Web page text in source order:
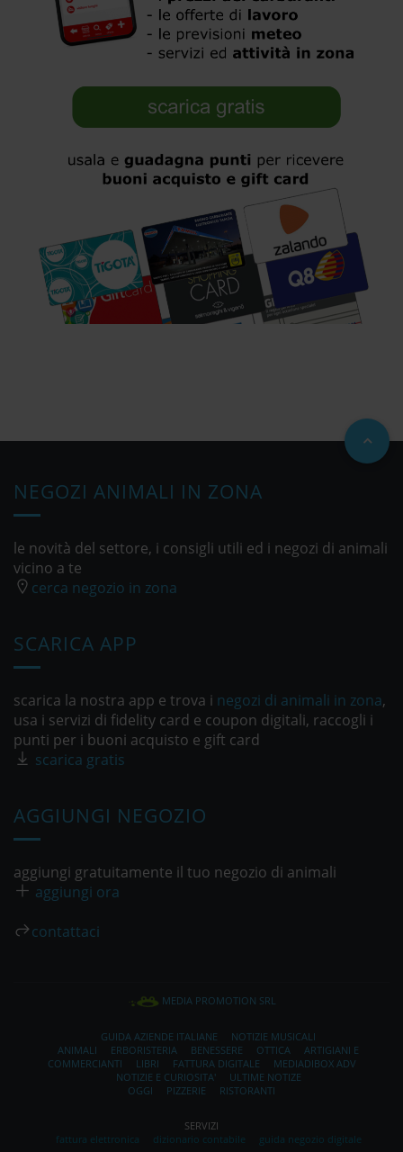
NEGOZI ANIMALI IN ZONA
le novità del settore, i consigli utili ed i negozi di animali
vicino a te
cerca negozio in zona
SCARICA APP
scarica la nostra app e trova i negozi di animali in zona,
usa i servizi di fidelity card e coupon digitali, raccogli i
punti per i buoni acquisto e gift card
scarica gratis
AGGIUNGI NEGOZIO
aggiungi gratuitamente il tuo negozio di animali
aggiungi ora
contattaci
MEDIA PROMOTION SRL
GUIDA AZIENDE ITALIANE
NOTIZIE MUSICALI
ANIMALI
ERBORISTERIA BENESSERE OTTICA
ARTIGIANI E
COMMERCIANTI
LIBRI FATTURA DIGITALE
MEDIADIBOX ADV
NOTIZIE E CURIOSITA'
ULTIME NOTIZE
OGGI
PIZZERIE RISTORANTI
SERVIZI
fattura elettronica
dizionario contabile guida negozio digitale